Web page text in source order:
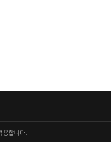
용합니다.